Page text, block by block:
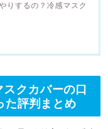
りするの？冷感マスク
スクカバーの口
た評判まとめ